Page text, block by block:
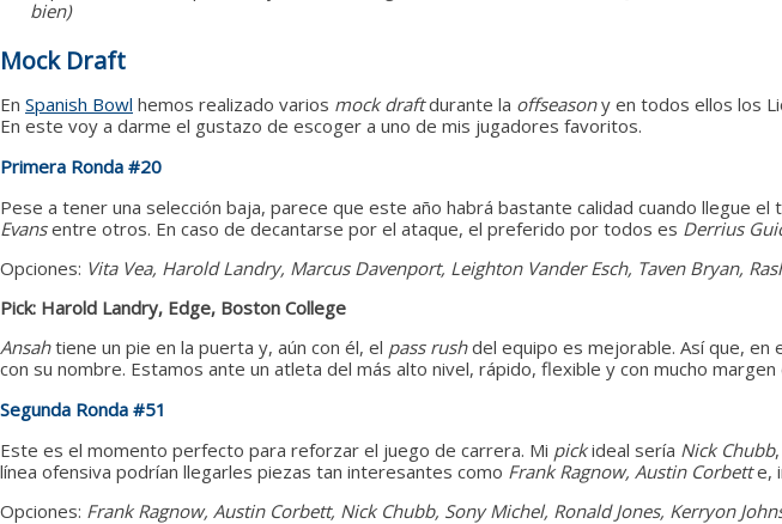
bien)
Mock Draft
En Spanish Bowl hemos realizado varios mock draftdurante la offseasony en todos ellos los
En este voy a darme el gustazo de escoger a uno de mis jugadores favoritos.
Primera Ronda #20
Pese a tener una selección baja, parece que este año habrá bastante calidad cuando llegue
Evansentre otros. En caso de decantarse por el ataque, el preferido por todos es Derrius
Opciones: Vita Vea, Harold Landry, Marcus Davenport, Leighton Vander Esch, Taven Bryan,
Pick: Harold Landry, Edge, Boston College
Ansahtiene un pie en la puerta y, aún con él, el pass rushdel equipo es mejorable. Así que, en
con su nombre. Estamos ante un atleta del más alto nivel, rápido, flexible y con mucho
Segunda Ronda #51
Este es el momento perfecto para reforzar el juego de carrera. Mi pickideal sería Nick Chubb
línea ofensiva podrían llegarles piezas tan interesantes como Frank Ragnow, Austin Corbette,
Opciones: Frank Ragnow, Austin Corbett, Nick Chubb, Sony Michel, Ronald Jones, Kerryon